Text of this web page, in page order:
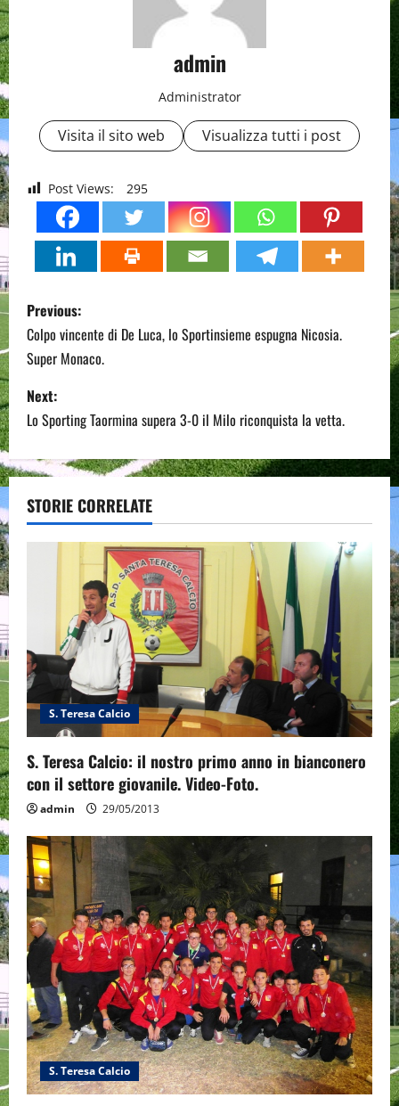
admin
Administrator
Visita il sito web Visualizza tutti i post
Post Views: 295
P
o
s
t
n
a
v
a
t
i
o
n
Previous:
Colpo vincente di De Luca, lo Sportinsieme espugna Nicosia.
Super Monaco.
Next:
Lo Sporting Taormina supera 3-0 il Milo riconquista la vetta.
STORIE CORRELATE
S. Teresa Calcio
S. Teresa Calcio: il nostro primo anno in bianconero
con il settore giovanile. Video-Foto.
admin 29/05/2013
S. Teresa Calcio